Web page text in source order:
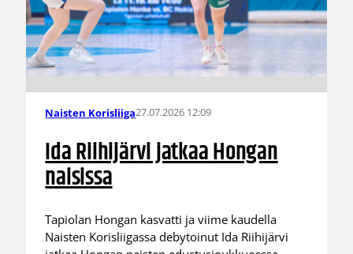
Naisten Korisliiga27.07.2026 12:09
Ida Riihijärvi jatkaa Hongan
naisissa
Tapiolan Hongan kasvatti ja viime kaudella
Naisten Korisliigassa debytoinut Ida Riihijärvi